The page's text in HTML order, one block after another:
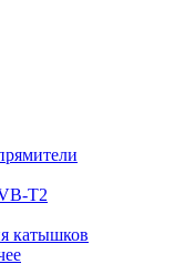
T2
катышков